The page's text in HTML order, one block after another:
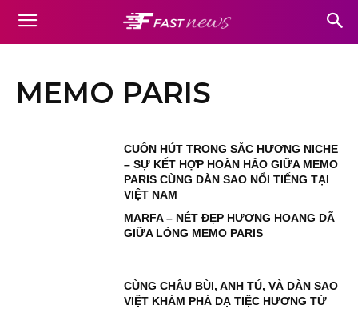
MEMO PARIS
CUỐN HÚT TRONG SẮC HƯƠNG NICHE
– SỰ KẾT HỢP HOÀN HẢO GIỮA MEMO
PARIS CÙNG DÀN SAO NỔI TIẾNG TẠI
VIỆT NAM
MARFA – NÉT ĐẸP HƯƠNG HOANG DÃ
GIỮA LÒNG MEMO PARIS
CÙNG CHÂU BÙI, ANH TÚ, VÀ DÀN SAO
VIỆT KHÁM PHÁ DẠ TIỆC HƯƠNG TỪ